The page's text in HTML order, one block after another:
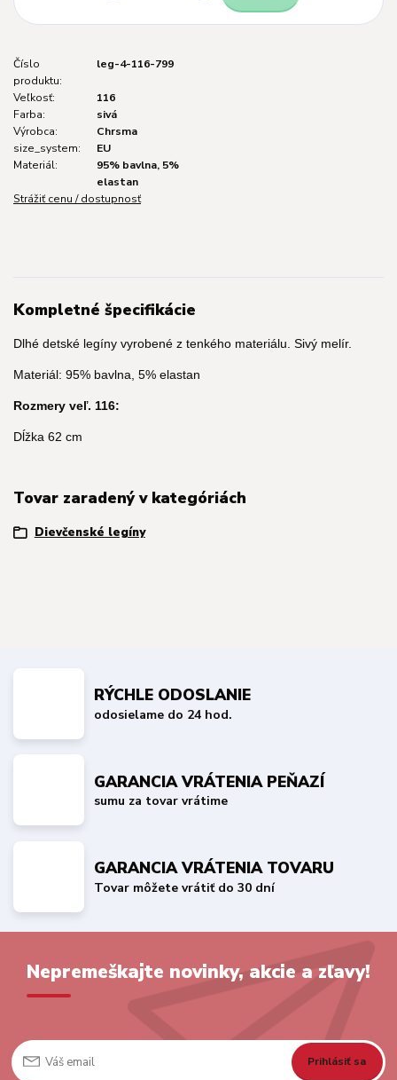
Číslo
produktu:
leg-4-116-799
Veľkosť:
116
Farba:
sivá
Výrobca:
Chrsma
size_system:
EU
Materiál:
95% bavlna, 5%
elastan
Strážiť cenu / dostupnosť
Kompletné špecifikácie
Dlhé detské legíny vyrobené z tenkého materiálu. Sivý melír.
Materiál: 95% bavlna, 5% elastan
Rozmery veľ. 116:
Dĺžka 62 cm
Tovar zaradený v kategóriách
Dievčenské legíny
RÝCHLE ODOSLANIE
odosielame do 24 hod.
GARANCIA VRÁTENIA PEŇAZÍ
sumu za tovar vrátime
GARANCIA VRÁTENIA TOVARU
Tovar môžete vrátiť do 30 dní
Nepremeškajte novinky, akcie a zľavy!
Prihlásiť sa